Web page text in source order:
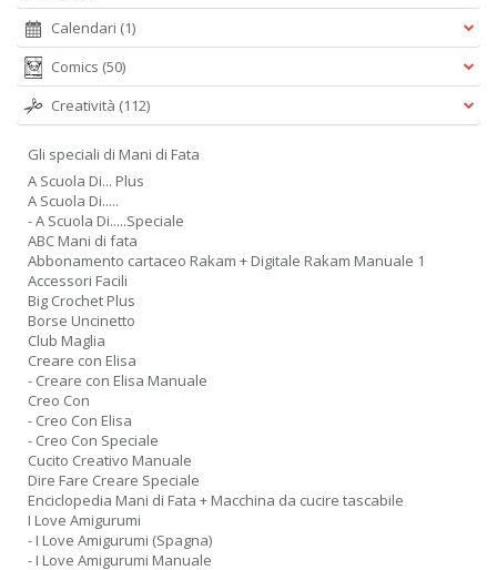
Calendari (1)
Comics (50)
Creatività (112)
Gli speciali di Mani di Fata
A Scuola Di... Plus
A Scuola Di.....
- A Scuola Di.....Speciale
ABC Mani di fata
Abbonamento cartaceo Rakam + Digitale Rakam Manuale 1
Accessori Facili
Big Crochet Plus
Borse Uncinetto
Club Maglia
Creare con Elisa
- Creare con Elisa Manuale
Creo Con
- Creo Con Elisa
- Creo Con Speciale
Cucito Creativo Manuale
Dire Fare Creare Speciale
Enciclopedia Mani di Fata + Macchina da cucire tascabile
I Love Amigurumi
- I Love Amigurumi (Spagna)
- I Love Amigurumi Manuale